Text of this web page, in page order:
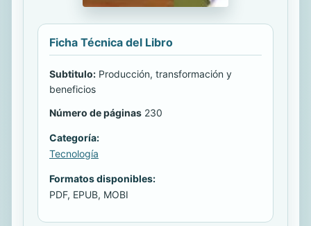
Ficha Técnica del Libro
Subtitulo: Producción, transformación y
beneficios
Número de páginas 230
Categoría:
Tecnología
Formatos disponibles:
PDF, EPUB, MOBI